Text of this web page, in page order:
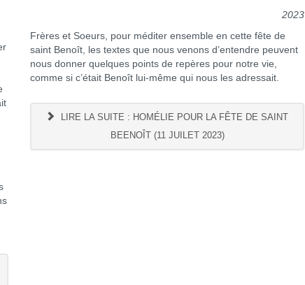
2023
Frères et Soeurs, pour méditer ensemble en cette fête de
saint Benoît, les textes que nous venons d’entendre peuvent
nous donner quelques points de repères pour notre vie,
comme si c’était Benoît lui-même qui nous les adressait.
LIRE LA SUITE : HOMÉLIE POUR LA FÊTE DE SAINT
BEENOÎT (11 JUILET 2023)